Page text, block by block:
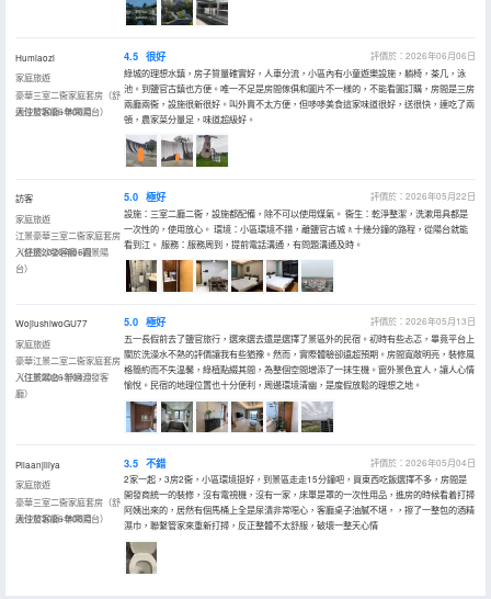
Humiaozi
家庭旅遊
豪華三室二衞家庭套房（舒
適沙發客廳+休閑陽台）
入住於2026年06月
4.5 很好
評價於：2026年06月06日
綠城的理想水鎮，房子質量確實好，人車分流，小區內有小童遊樂設施，躺椅，茶几，泳
池。到鹽官古鎮也方便。唯一不足是房間傢俱和圖片不一樣的，不能看圖訂購，房間是三房
兩廳兩衞，設施很新很好。叫外賣不太方便，但哆哆美食這家味道很好，送很快，連吃了兩
頓，農家菜分量足，味道超級好。
訪客
家庭旅遊
江景豪華三室二衞家庭套房
（舒適沙發客廳+觀景陽
台）
入住於2026年05月
5.0 極好
評價於：2026年05月22日
設施：三室二廳二衞，設施都配備，除不可以使用煤氣。 衞生：乾淨整潔，洗漱用具都是
一次性的，使用放心。 環境：小區環境不錯，離鹽官古城🚶十幾分鐘的路程，從陽台就能
看到江。 服務：服務周到，提前電話溝通，有問題溝通及時。
WojiushiwoGU77
家庭旅遊
豪華江景二室二衞家庭套房
（江景陽台+舒適沙發客
廳）
入住於2026年04月
5.0 極好
評價於：2026年05月13日
五一長假前去了鹽官旅行，選來選去還是選擇了景區外的民宿。初時有些忐忑，畢竟平台上
關於洗澡水不熱的評價讓我有些猶豫。然而，實際體驗卻遠超預期。房間寬敞明亮，裝修風
格簡約而不失温馨，綠植點綴其間，為整個空間增添了一抹生機。窗外景色宜人，讓人心情
愉悅。民宿的地理位置也十分便利，周邊環境清幽，是度假放鬆的理想之地。
Pilaanjiliya
家庭旅遊
豪華三室二衞家庭套房（舒
適沙發客廳+休閑陽台）
入住於2026年05月
3.5 不錯
評價於：2026年05月04日
2家一起，3房2衞，小區環境挺好，到景區走走15分鐘吧，買東西吃飯選擇不多，房間是
開發商統一的裝修，沒有電視機，沒有一家，床單是罩的一次性用品，進房的時候看着打掃
阿姨出來的，居然有個馬桶上全是尿漬非常噁心，客廳桌子油膩不堪，，擦了一整包的酒精
濕巾，聯繫管家來重新打掃，反正整體不太舒服，破壞一整天心情